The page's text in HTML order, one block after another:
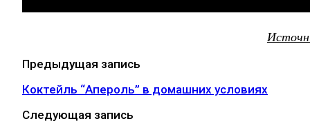
Предыдущая запись
Коктейль “Апероль” в домашних условиях
Следующая запись